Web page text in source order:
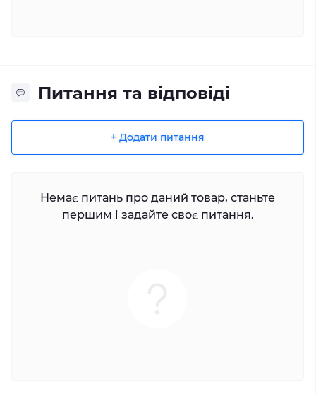
Питання та відповіді
+ Додати питання
Немає питань про даний товар, станьте
першим і задайте своє питання.